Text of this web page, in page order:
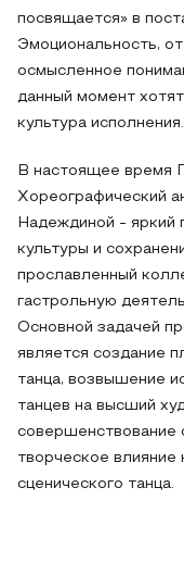
посвящается» в
Эмоциональность,
осмысленное
данный момент
культура исполнения.
В настоящее время
Хореографический
Надеждиной - яркий
культуры и
прославленный
гастрольную
Основной задачей
является создание
танца, возвышение
танцев на высший
совершенствование
творческое
сценического танца.